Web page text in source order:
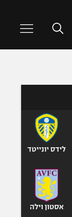
לידס יונייטד
אסטון וילה